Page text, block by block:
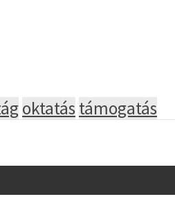
oktatás támogatás